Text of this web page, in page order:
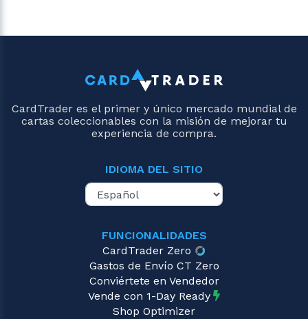
CardTrader es el primer y único mercado mundial de
cartas coleccionables con la misión de mejorar tu
experiencia de compra.
IDIOMA DEL SITIO
FUNCIONALIDADES
CardTrader Zero
Gastos de Envío CT Zero
Conviértete en Vendedor
Vende con 1-Day Ready
Shop Optimizer